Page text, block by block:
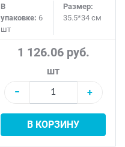
В
упаковке: 6
шт
Размер:
35.5*34 см
1 126.06 руб.
шт
−
+
В КОРЗИНУ